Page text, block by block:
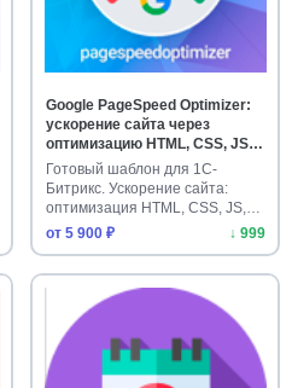
Google PageSpeed Optimizer:
ускорение сайта через
оптимизацию HTML, CSS, JS,
WebP и LazyLoad
Готовый шаблон для 1С-
Битрикс. Ускорение сайта:
оптимизация HTML, CSS, JS,
WebP …
от 5 900 ₽ ↓ 999